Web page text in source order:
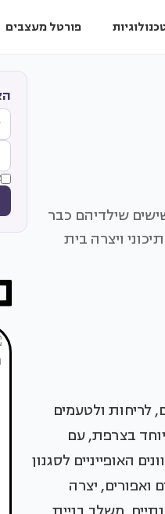
פורטל מעצבים
שילדיהם כבר
ויצרה בית
לריחות ולטעמים
בצרפת, עם
האופייניים לסגנון
ואפורים, יצרה